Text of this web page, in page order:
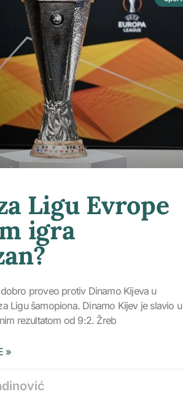
Ligu Evrope
igra
proveo protiv Dinamo Kijeva u
Ligu šamopiona. Dinamo Kijev je slavio u
rezultatom od 9:2. Žreb
»